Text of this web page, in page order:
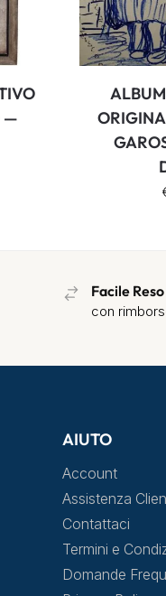
—
Facile
con
AIUTO
Account
Assistenza
Contattaci
Termini e
Domande